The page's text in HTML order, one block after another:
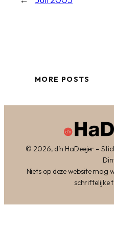
MORE POSTS
© 2026, d’n HaDeejer –
Niets op deze website mag
schriftelijke